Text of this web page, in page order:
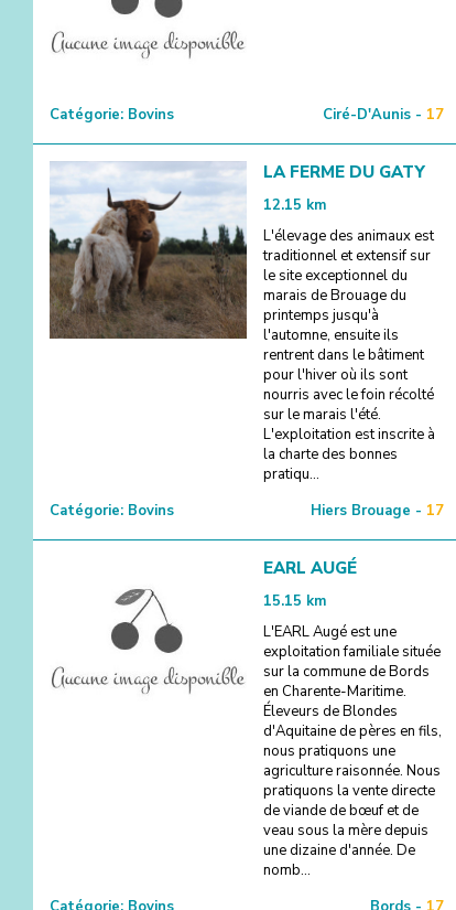
Catégorie: Bovins Ciré-D'Aunis - 17
LA FERME DU GATY
12.15 km
L'élevage des animaux est
traditionnel et extensif sur
le site exceptionnel du
marais de Brouage du
printemps jusqu'à
l'automne, ensuite ils
rentrent dans le bâtiment
pour l'hiver où ils sont
nourris avec le foin récolté
sur le marais l'été.
L'exploitation est inscrite à
la charte des bonnes
pratiqu...
Catégorie: Bovins Hiers Brouage - 17
EARL AUGÉ
15.15 km
L'EARL Augé est une
exploitation familiale située
sur la commune de Bords
en Charente-Maritime.
Éleveurs de Blondes
d'Aquitaine de pères en fils,
nous pratiquons une
agriculture raisonnée. Nous
pratiquons la vente directe
de viande de bœuf et de
veau sous la mère depuis
une dizaine d'année. De
nomb...